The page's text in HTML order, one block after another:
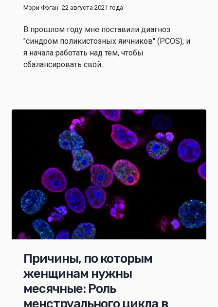
Мэри Фэган- 22 августа 2021 года
В прошлом году мне поставили диагноз
"синдром поликистозных яичников" (PCOS), и
я начала работать над тем, чтобы
сбалансировать свой...
Причины, по которым
женщинам нужны
месячные: Роль
менструального цикла в